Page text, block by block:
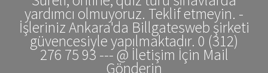
yardımcı olmuyoruz. Teklif etmeyin. -
İşleriniz Ankara'da Billgatesweb şirketi
güvencesiyle yapılmaktadır. 0 (312)
276 75 93 --- @ İletişim İçin Mail
Gönderin